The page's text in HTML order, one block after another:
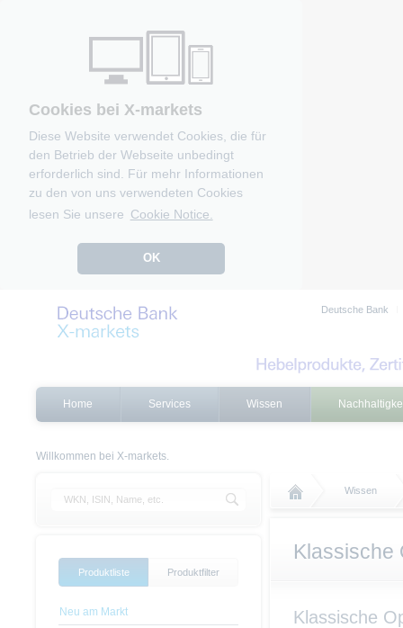
Cookies bei X-markets
Diese Website verwendet Cookies, die für
den Betrieb der Webseite unbedingt
erforderlich sind. Für mehr Informationen
zu den von uns verwendeten Cookies
lesen Sie unsere Cookie Notice.
OK
Deutsche Bank
Home Services Wissen
Willkommen bei X-markets.
Wissen
Klassische
Klassische
Produktliste Produktfilter
Neu am Markt